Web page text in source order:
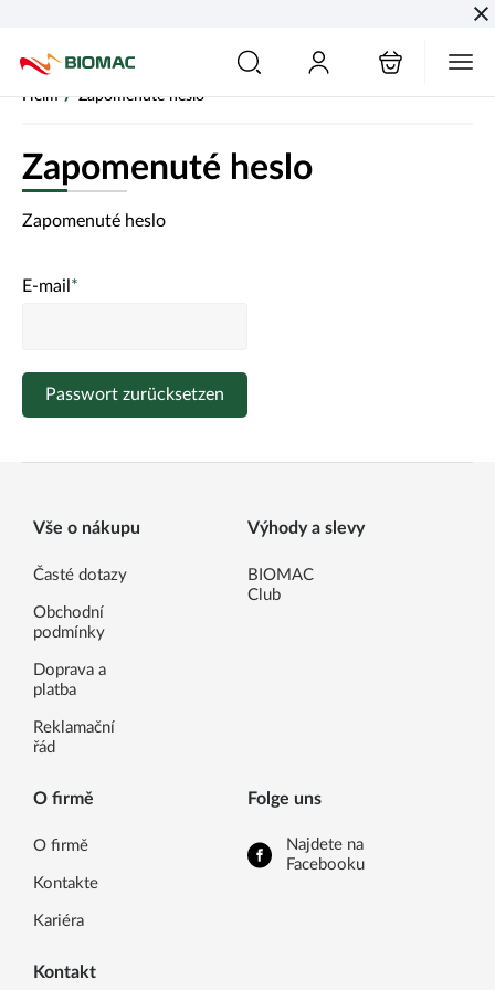
Heim / Zapomenuté heslo
Zapomenuté heslo
Zapomenuté heslo
E-mail *
Passwort zurücksetzen
Vše o nákupu
Časté dotazy
Obchodní
podmínky
Doprava a
platba
Reklamační
řád
Výhody a slevy
BIOMAC
Club
O firmě
O firmě
Kontakte
Kariéra
Folge uns
Najdete na
Facebooku
Kontakt